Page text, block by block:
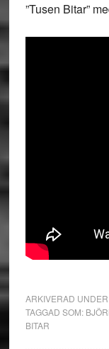
”Tusen Bitar”
ARKIVERAD
TAGGAD SOM:
BITAR